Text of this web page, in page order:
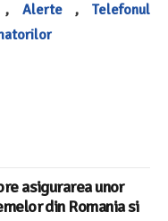
Alerte,Telefonul
asigurarea unor
din Romania si